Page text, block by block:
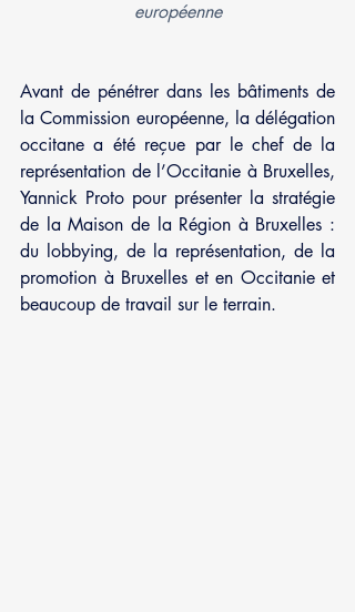
européenne
Avant de pénétrer dans les bâtiments de
la Commission européenne, la délégation
occitane a été reçue par le chef de la
représentation de l’Occitanie à Bruxelles,
Yannick Proto pour présenter la stratégie
de la Maison de la Région à Bruxelles :
du lobbying, de la représentation, de la
promotion à Bruxelles et en Occitanie et
beaucoup de travail sur le terrain.